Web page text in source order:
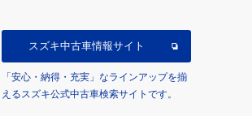
スズキ中古車情報サイト
「安心・納得・充実」なラインアップを揃
えるスズキ公式中古車検索サイトです。